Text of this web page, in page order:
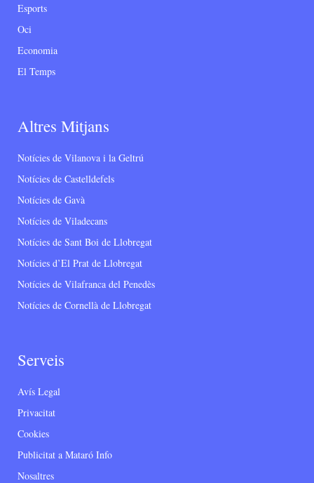
Esports
Oci
Economia
El Temps
Altres Mitjans
Notícies de Vilanova i la Geltrú
Notícies de Castelldefels
Notícies de Gavà
Notícies de Viladecans
Notícies de Sant Boi de Llobregat
Notícies d’El Prat de Llobregat
Notícies de Vilafranca del Penedès
Notícies de Cornellà de Llobregat
Serveis
Avís Legal
Privacitat
Cookies
Publicitat a Mataró Info
Nosaltres